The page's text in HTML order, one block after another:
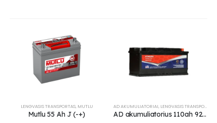
LENGVASIS TRANSPORTAS, MUTLU
Mutlu 55 Ah J (-+)
AD AKUMULIATORIAI, LENGVASIS TRANSPORTAS
AD akumuliatorius 110ah 920A 393x175x190mm